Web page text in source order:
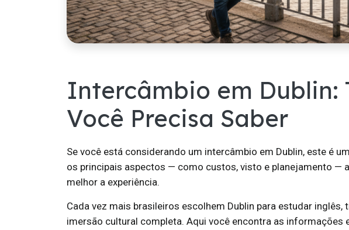
Intercâmbio em Dublin:
Você Precisa Saber
Se você está considerando um intercâmbio em Dublin, este é
os principais aspectos — como custos, visto e planejamento —
melhor a experiência.
Cada vez mais brasileiros escolhem Dublin para estudar inglês,
imersão cultural completa. Aqui você encontra as informações